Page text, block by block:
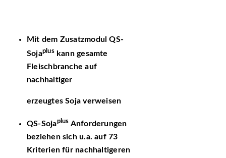
Mit dem Zusatzmodul QS-
Sojapluskann gesamte
Fleischbranche auf
nachhaltiger
erzeugtes Soja verweisen
QS-Sojaplus Anforderungen
beziehen sich u.a. auf 73
Kriterien für nachhaltigeren